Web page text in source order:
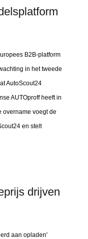
B2B-platform
in het tweede
AutoScout24
AUTOproff heeft in
overname voegt de
en stelt
drijven
aan opladen'